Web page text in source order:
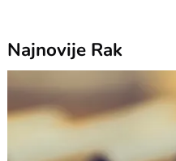
Najnovije Rak